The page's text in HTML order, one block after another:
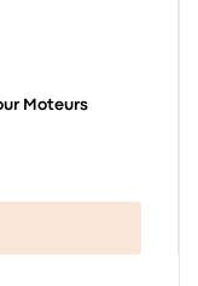
Moteurs